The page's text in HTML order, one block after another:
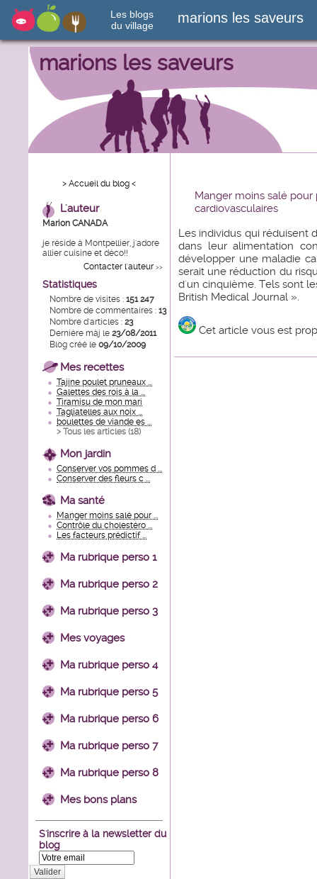
Les blogs
du village
marions les saveurs
marions les saveurs
> Accueil du blog <
L'auteur
Marion CANADA
je réside à Montpellier, j'adore
allier cuisine et déco!!
Contacter l'auteur >>
Statistiques
Nombre de visites : 151 247
Nombre de commentaires : 13
Nombre d'articles : 23
Dernière màj le 23/08/2011
Blog créé le 09/10/2009
Mes recettes
Tajine poulet pruneaux ...
Galettes des rois à la ...
Tiramisu de mon mari
Tagliatelles aux noix ...
boulettes de viande es ...
> Tous les articles (18)
Mon jardin
Conserver vos pommes d ...
Conserver des fleurs c ...
Ma santé
Manger moins salé pour ...
Contrôle du cholestéro ...
Les facteurs prédictif ...
Ma rubrique perso 1
Ma rubrique perso 2
Ma rubrique perso 3
Mes voyages
Ma rubrique perso 4
Ma rubrique perso 5
Ma rubrique perso 6
Ma rubrique perso 7
Ma rubrique perso 8
Mes bons plans
S'inscrire à la newsletter du
blog
Valider
Manger moins salé
cardiovasculaires
Les individus qui réduisent
dans leur alimentation
développer une maladie
serait une réduction du
d'un cinquième. Tels sont
British Medical Journal ».
Cet article vous est